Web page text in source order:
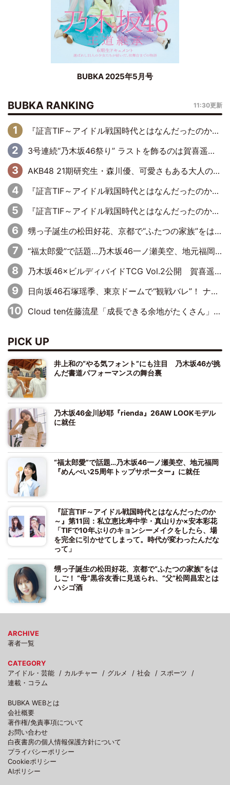
BUBKA 2025年5月号
BUBKA RANKING 11:30更新
『証言TIF～アイドル戦国時代とはなんだったのか～』第6回：でんぱ組.inc・古川未鈴×相沢梨紗「『ハロプロやりたかったな』って言ったら、夢眠ねむさんに『てめえはでんぱ組．incなんだよ！』って肩パンされて(笑)」
3号連続“乃木坂46祭り” ラストを飾るのは賀喜遥香…5年ぶりの登場に「5年分大人になった私を見ていただけたら」
AKB48 21期研究生・森川優、可愛さもある大人の女性に
『証言TIF～アイドル戦国時代とはなんだったのか～』第11回：私立恵比寿中学・真山りか×安本彩花「TIFで10年ぶりのキョンシーメイクをしたら、場を完全に引かせてしまって。時代が変わったんだなって」
『証言TIF～アイドル戦国時代とはなんだったのか～』第10回：さくら学院・武藤彩未×飯田らうら「正直、中3で辞めるというのを信じてなくて。そう言われてはいたけど、嘘でしょって」
甥っ子誕生の松田好花、京都で“ふたつの家族”をはしご！ “母”黒谷友香に見送られ、“父”松岡昌宏とはハシゴ酒
“福太郎愛”で話題…乃木坂46一ノ瀬美空、地元福岡『めんべい25周年トップサポーター』に就任
乃木坂46×ビルディバイドTCG Vol.2公開 賀喜遥香＆田村真佑が『京まふ』ステージに登壇
日向坂46石塚瑶季、東京ドームで“観戦バレ”！ ナイツ・塙も認めた「巨人に詳しすぎるアイドル」は元VENUSスクール生で杉内コーチ推し⁉
Cloud ten佐藤流星「成長できる余地がたくさん」、本田高優「何度見ても飽きない公演に」
PICK UP
井上和の“やる気フォント”にも注目 乃木坂46が挑
んだ書道パフォーマンスの舞台裏
乃木坂46金川紗耶『rienda』26AW LOOKモデル
に就任
“福太郎愛”で話題…乃木坂46一ノ瀬美空、地元福岡
『めんべい25周年トップサポーター』に就任
『証言TIF～アイドル戦国時代とはなんだったのか
～』第11回：私立恵比寿中学・真山りか×安本彩花
「TIFで10年ぶりのキョンシーメイクをしたら、場
を完全に引かせてしまって。時代が変わったんだな
って」
甥っ子誕生の松田好花、京都で“ふたつの家族”をは
しご！ “母”黒谷友香に見送られ、“父”松岡昌宏とは
ハシゴ酒
ARCHIVE
著者一覧
CATEGORY
アイドル・芸能
カルチャー グルメ 社会
スポーツ
連載・コラム
BUBKA WEBとは
会社概要
著作権/免責事項について
お問い合わせ
白夜書房の個人情報保護方針について
プライバシーポリシー
Cookieポリシー
AIポリシー